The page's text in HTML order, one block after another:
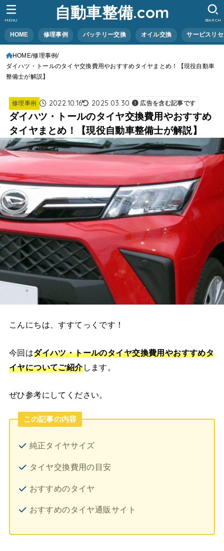
自動車整備.com
HOME 修理事例 バッテリー交換 オイル交換 サービスリ
SEARCH
MENU
HOME 修理事例
ダイハツ・トールのタイヤ交換費用やおすすめタイヤまとめ！【現役自動車
整備士が解説】
修理事例 2022.10.16 2025.03.30 広告を含む記事です
ダイハツ・トールのタイヤ交換費用やおすすめ
タイヤまとめ！【現役自動車整備士が解説】
こんにちは、すすてっくです！
今回はダイハツ・トールのタイヤ交換費用やおすすめタ
イヤについてご紹介します。
ぜひ参考にしてください。
この記事の内容
純正タイヤサイズ
タイヤ交換費用の目安
おすすめのタイヤ
おすすめのタイヤ通販サイト